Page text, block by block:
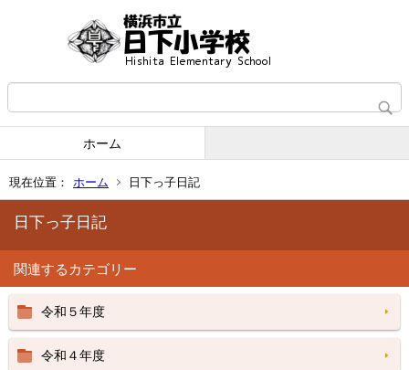
ホーム
現在位置： ホーム 日下っ子日記
日下っ子日記
関連するカテゴリー
令和５年度
令和４年度